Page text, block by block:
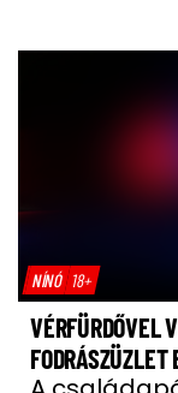
NÍNÓ 18+
VÉRFÜRDŐVEL
FODRÁSZÜZLET